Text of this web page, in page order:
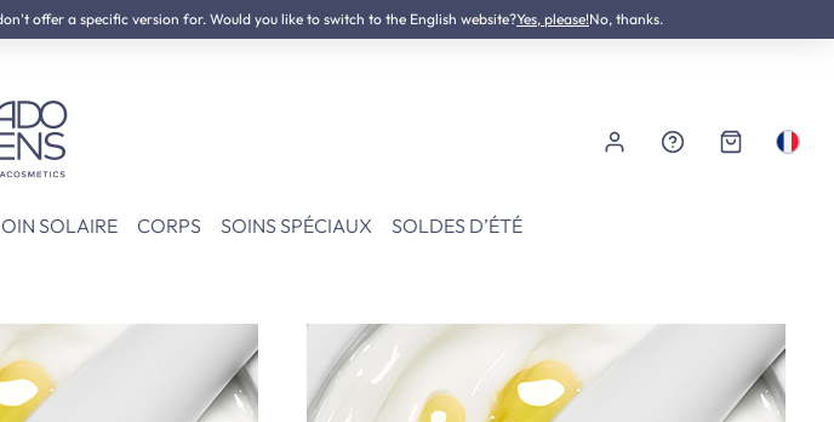
offer a specific version for. Would you like to switch to the English website?Yes, please!No, thanks.
de Neurodermite Testé dermatologiquement
SOLAIRE CORPS SOINS SPÉCIAUX SOLDES D’ÉTÉ